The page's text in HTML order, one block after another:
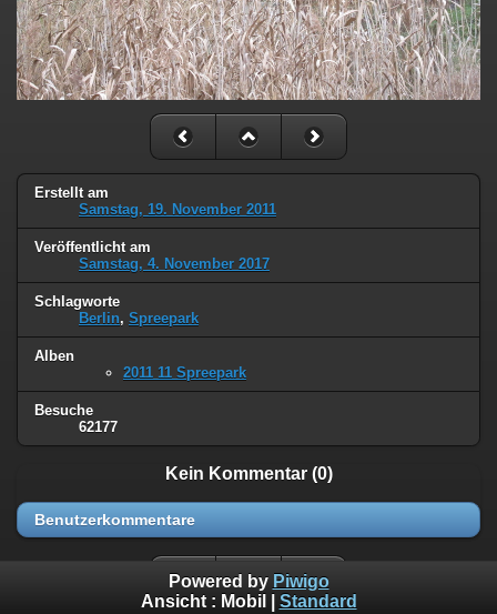
Erstellt am
Samstag, 19. November 2011
Veröffentlicht am
Samstag, 4. November 2017
Schlagworte
Berlin, Spreepark
Alben
2011 11 Spreepark
Besuche
62177
Kein Kommentar (0)
Benutzerkommentare
Powered by Piwigo
Ansicht : Mobil Standard